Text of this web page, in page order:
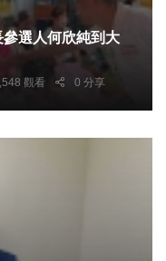
選人何欣純到大
觀看 0 分享